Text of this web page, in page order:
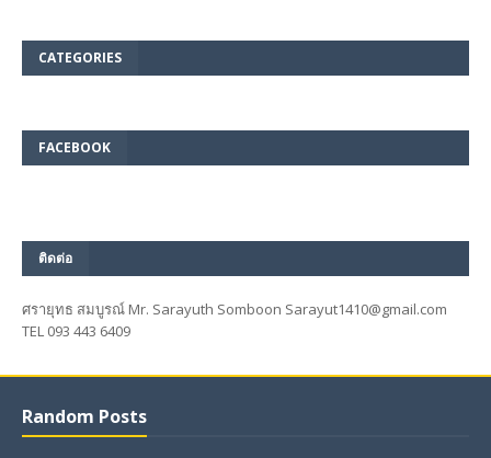
CATEGORIES
FACEBOOK
ติดต่อ
ศรายุทธ สมบูรณ์ Mr. Sarayuth Somboon Sarayut1410@gmail.com
TEL 093 443 6409
Random Posts